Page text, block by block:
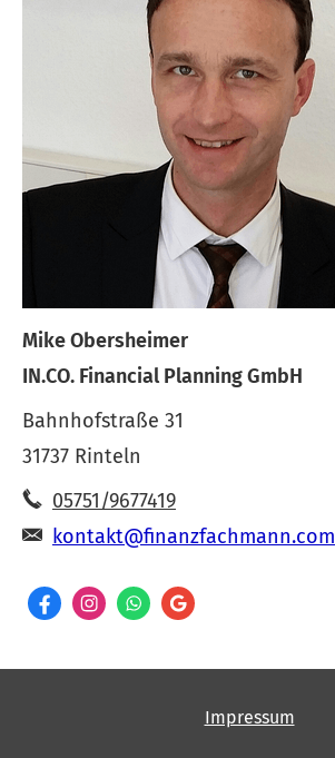
Mike Obersheimer
IN.CO. Financial Planning GmbH
Bahnhofstraße 31
31737 Rinteln
05751/9677419
kontakt@finanzfachmann.com
Impressum